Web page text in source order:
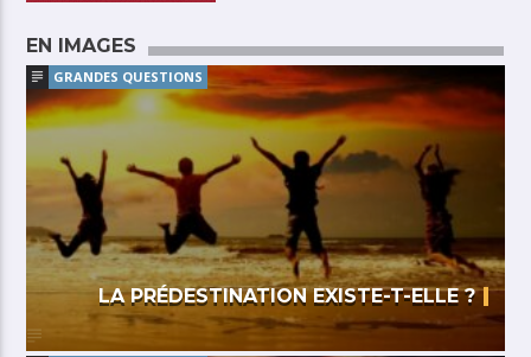
EN IMAGES
GRANDES QUESTIONS
LA PRÉDESTINATION EXISTE-T-ELLE ?